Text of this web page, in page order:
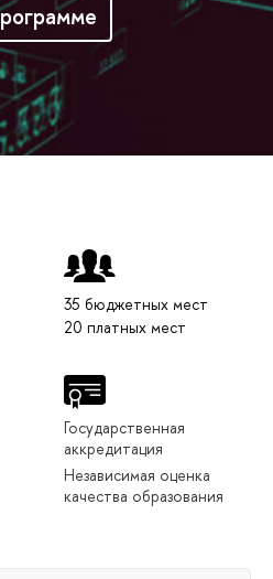
35 бюджетных мест
20 платных мест
Государственная
аккредитация
Независимая оценка
качества образования